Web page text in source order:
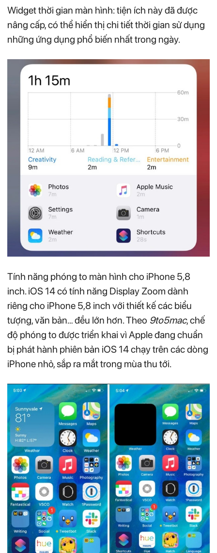
Widget thời gian màn hình: tiện ích này đã được
nâng cấp, có thể hiển thị chi tiết thời gian sử dụng
những ứng dụng phổ biến nhất trong ngày.
Tính năng phóng to màn hình cho iPhone 5,8
inch. iOS 14 có tính năng Display Zoom dành
riêng cho iPhone 5,8 inch với thiết kế các biểu
tượng, văn bản… đều lớn hơn. Theo 9to5mac, chế
độ phóng to được triển khai vì Apple đang chuẩn
bị phát hành phiên bản iOS 14 chạy trên các dòng
iPhone nhỏ, sắp ra mắt trong mùa thu tới.